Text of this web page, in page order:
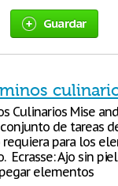
Guardar
Culinarios Mise
de tareas
para los
Ecrasse: Ajo sin
elementos